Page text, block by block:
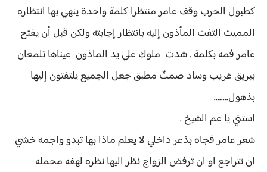
كطبول الحرب وقف عامر منتظرا كلمة واحدة ينهي بها انتظاره
المميت التفت المأذون إليه بانتظار إجابته ولكن قبل أن يفتح
عامر فمه بكلمة . شدت ملوك علي يد الماذون عيناها تلمعان
ببريق غريب وساد صمتٌ مطبق جعل الجميع يلتفتون إليها
بذهول........
استني يا عم الشيخ .
شعر عامر فجاه بذعر داخلي لا يعلم ماذا بها تبدو واجمه خشي
ان تتراجع او ان ترفض الزواج نظر اليها نظره لهفه محمله